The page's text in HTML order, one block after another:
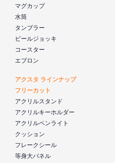
マグカップ
水筒
タンブラー
ビールジョッキ
コースター
エプロン
アクスタ ラインナップ
フリーカット
アクリルスタンド
アクリルキーホルダー
アクリルペンライト
クッション
フレークシール
等身大パネル